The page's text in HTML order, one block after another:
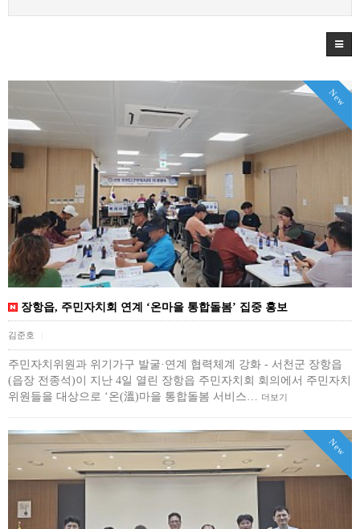
New
장항읍, 주민자치회 연계 ‘온마을 통합돌봄’ 집중 홍보
김준호
주민자치위원과 위기가구 발굴·연계 협력체계 강화 - 서천군 장항읍
(읍장 전종석)이 지난 4일 열린 장항읍 주민자치회 회의에서 주민자치
위원들을 대상으로 ‘온(溫)마을 통합돌봄 서비스…
더보기
New